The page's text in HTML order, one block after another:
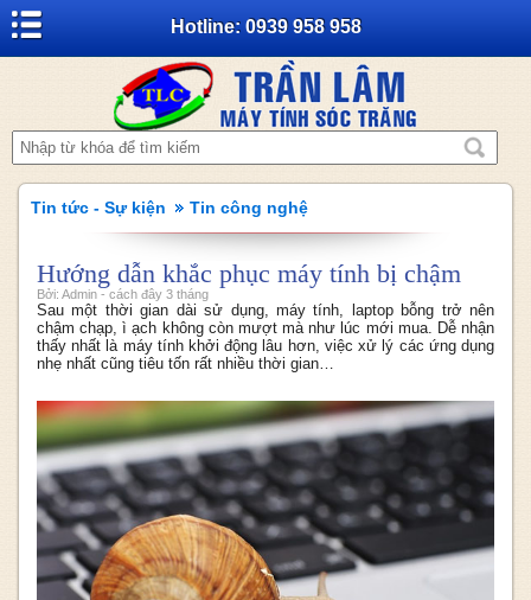
Hotline: 0939 958 958
Tin tức - Sự kiện Tin công nghệ
Hướng dẫn khắc phục máy tính bị chậm
Bởi: Admin - cách đây 3 tháng
Sau một thời gian dài sử dụng, máy tính, laptop bỗng trở nên
chậm chạp, ì ạch không còn mượt mà như lúc mới mua. Dễ nhận
thấy nhất là máy tính khởi động lâu hơn, việc xử lý các ứng dụng
nhẹ nhất cũng tiêu tốn rất nhiều thời gian…